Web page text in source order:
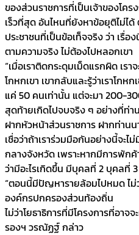
ของส่วนราชการที่เป็นเจ้าของโค
เร็วที่สุด อันไหนที่ยังหาข้อยุติไม่ไ
ประชาชนที่เป็นข้อเท็จจริง ว่า เรื่อ
ตามความจริง ไม่ต้องไปหลอกเขา
“เมื่อเราติดกระดุมเม็ดแรกผิด เรา
โกหกเขา เขากลับและรู้ว่าเราโกห
แค่ 50 คนเท่านั้น แต่จะมา 200-
สุดท้ายเกิดไปจบจริง ๆ อย่างที่ท่า
ฝากหัวหน้าส่วนราชการ ฝากท่าน
เชื่อว่าถ้าเราร่วมมือกันอย่างนี้จะ
กลางจังหวัด เพราะหากมีการพัก
ว่ามีอะไรเกิดขึ้น มีบุคลที่ 2 บุคลที่
“ตอนนี้มีปัญหารายล้อมไปหมด ไม่
องค์กรปกครองส่วนท้องถิ่น
ไม่ว่าโยธาธิการที่มีโครงการที่อา
รองฯ วรณัฏฐ์ กล่าว